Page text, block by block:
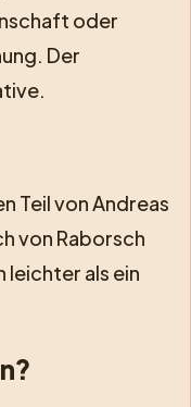
oder
Der
Teil von Andreas
von Raborsch
leichter als ein